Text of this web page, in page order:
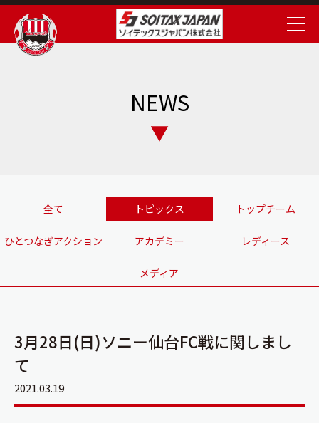
NEWS
全て トピックス トップチーム
ひとつなぎアクション アカデミー レディース
メディア
3月28日(日)ソニー仙台FC戦に関しまし
て
2021.03.19